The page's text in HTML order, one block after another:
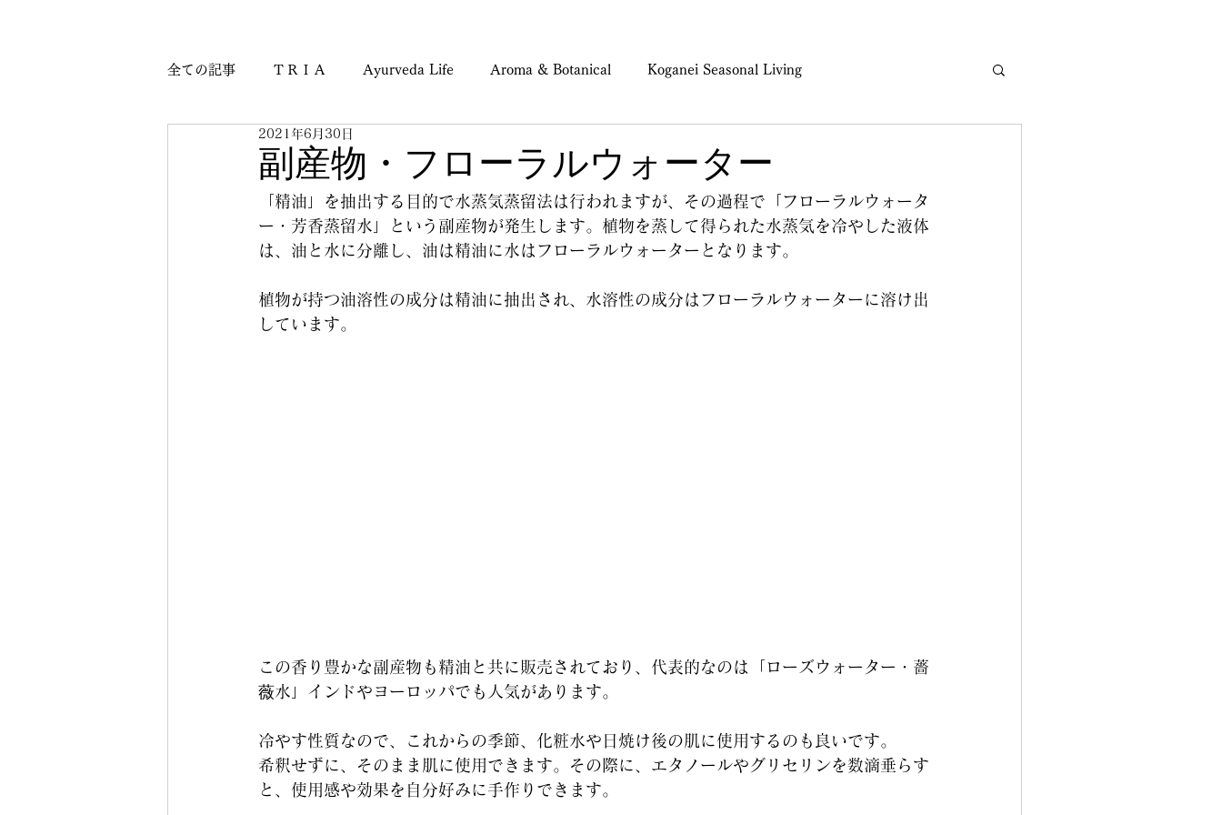
全ての記事 ＴＲＩＡ Ayurveda Life Aroma & Botanical Koganei Seasonal Living
Journey & Culture Notes
副産物・フローラルウォーター
2021年6月30日
「精油」を抽出する目的で水蒸気蒸留法は行われますが、その過程で「フローラルウォータ
ー・芳香蒸留水」という副産物が発生します。植物を蒸して得られた水蒸気を冷やした液体
は、油と水に分離し、油は精油に水はフローラルウォーターとなります。
植物が持つ油溶性の成分は精油に抽出され、水溶性の成分はフローラルウォーターに溶け出
しています。
この香り豊かな副産物も精油と共に販売されており、代表的なのは「ローズウォーター・薔
薇水」インドやヨーロッパでも人気があります。
冷やす性質なので、これからの季節、化粧水や日焼け後の肌に使用するのも良いです。
希釈せずに、そのまま肌に使用できます。その際に、エタノールやグリセリンを数滴垂らす
と、使用感や効果を自分好みに手作りできます。